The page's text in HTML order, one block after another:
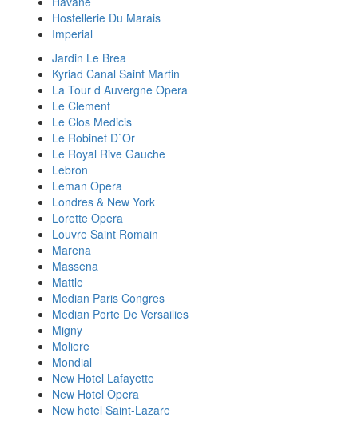
Hostellerie Du Marais
Imperial
Jardin Le Brea
Kyriad Canal Saint Martin
La Tour d Auvergne Opera
Le Clement
Le Clos Medicis
Le Robinet D`Or
Le Royal Rive Gauche
Lebron
Leman Opera
Londres & New York
Lorette Opera
Louvre Saint Romain
Marena
Massena
Mattle
Median Paris Congres
Median Porte De Versailies
Migny
Moliere
Mondial
New Hotel Lafayette
New Hotel Opera
New hotel Saint-Lazare